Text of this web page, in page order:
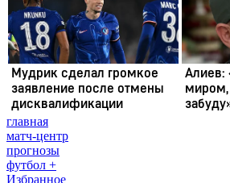
главная
матч-центр
прогнозы
футбол +
Избранное